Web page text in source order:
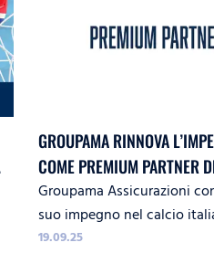
GROUPAMA RINNOVA
COME PREMIUM PARTNER
LAZIO
Groupama Assicurazioni
suo impegno nel calcio
19.09.25